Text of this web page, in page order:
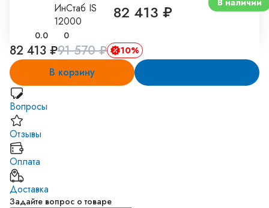
ИнСтаб IS
12000
0.0 0
82 413 ₽
82 413 ₽91 570 ₽ 10%
В корзину
Вопросы
Отзывы
Оплата
Доставка
Задайте вопрос о товаре